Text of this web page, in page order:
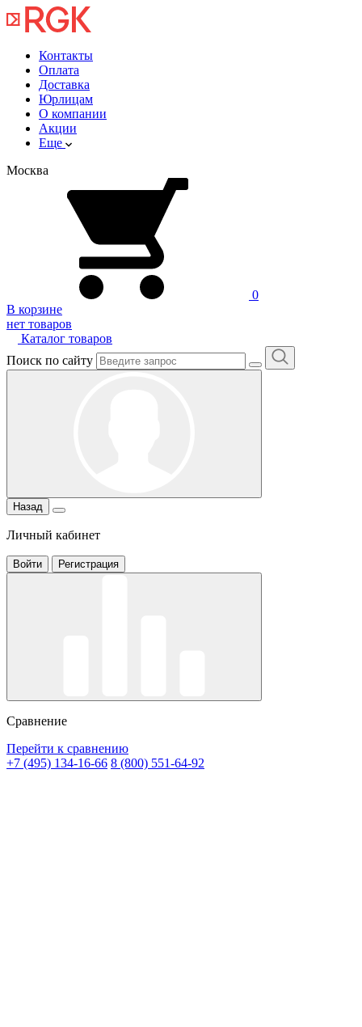
Контакты
Оплата
Доставка
Юрлицам
О компании
Акции
Еще
Москва
0
В корзине
нет товаров
Каталог товаров
Поиск по сайту
Назад
Личный кабинет
Войти Регистрация
Сравнение
Перейти к сравнению
+7 (495) 134-16-66 8 (800) 551-64-92